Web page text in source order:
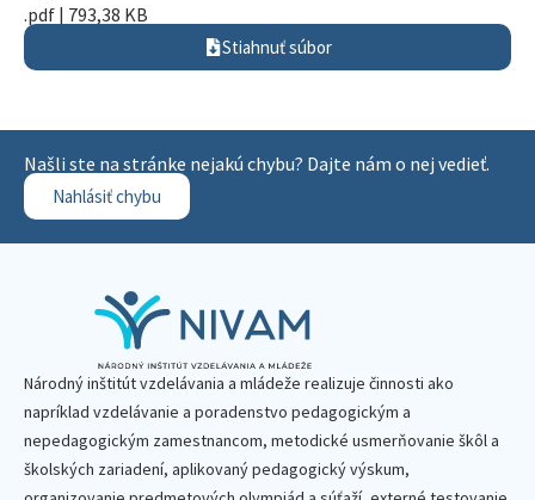
.pdf | 793,38 KB
Stiahnuť súbor
Našli ste na stránke nejakú chybu? Dajte nám o nej vedieť.
Nahlásiť chybu
Národný inštitút vzdelávania a mládeže realizuje činnosti ako
napríklad vzdelávanie a poradenstvo pedagogickým a
nepedagogickým zamestnancom, metodické usmerňovanie škôl a
školských zariadení, aplikovaný pedagogický výskum,